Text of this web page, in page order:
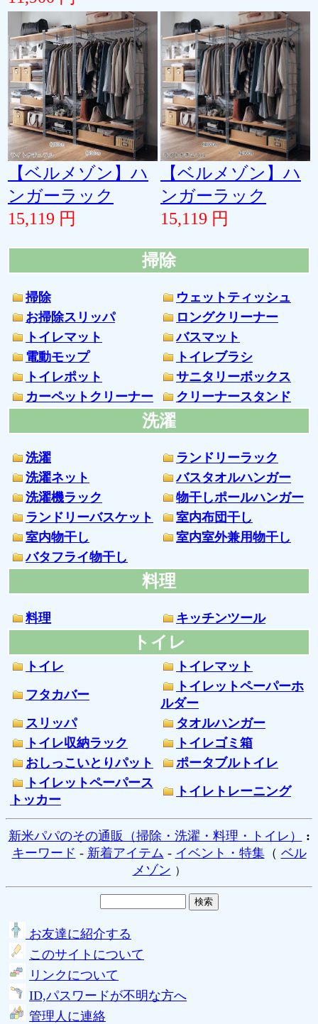
【ベルメゾン】ハ
ンガーラック
15,119 円
【ベルメゾン】ハ
ンガーラック
15,119 円
掃除
掃除
ウェットティッシュ
お掃除スリッパ
ロングクリーナー
トイレマット
バスマット
電動モップ
トイレブラシ
トイレポット
サニタリーボックス
カーペットクリーナー
クリーナースタンド
洗濯
洗濯
ランドリーラック
洗濯ネット
バスタオルハンガー
洗濯機ラック
物干しポールハンガー
ランドリーバスケット
室内布団干し
室内物干し
室内室外兼用物干し
バタフライ物干し
料理
料理 キッチンツール
トイレ
トイレ
トイレマット
フタカバー
トイレットペーパーホ
ルダー
スリッパ
タオルハンガー
トイレ収納ラック
トイレゴミ箱
おしっこいとりパット
ポータブルトイレ
トイレットペーパース
トッカー
トイレトレーニング
新米パパのその通販（掃除・洗濯・料理・トイレ）
:
キーワード - 新着アイテム - イベント・特集（ ベル
メゾン ）
お友達に紹介する
このサイトについて
リンクについて
ID,パスワードが不明な方へ
管理人に連絡